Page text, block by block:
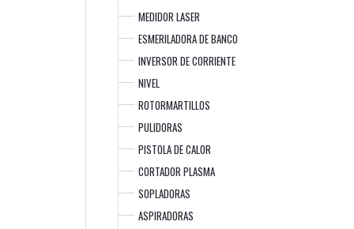
MEDIDOR LASER
ESMERILADORA DE BANCO
INVERSOR DE CORRIENTE
NIVEL
ROTORMARTILLOS
PULIDORAS
PISTOLA DE CALOR
CORTADOR PLASMA
SOPLADORAS
ASPIRADORAS